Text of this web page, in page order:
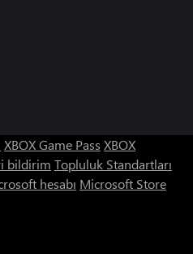
XBOX Game Pass XBOX
bildirim Topluluk Standartları
hesabı Microsoft Store